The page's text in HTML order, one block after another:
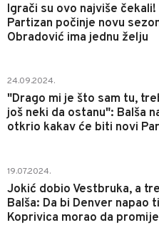
Igrači su ovo najviše čekali!
Partizan počinje novu
Obradović ima jednu želju
24.09.2024.
"Drago mi je što sam tu,
još neki da ostanu": Balša
otkrio kakav će biti novi
19.07.2024.
Jokić dobio Vestbruka, a
Balša: Da bi Denver napao
Koprivica morao da